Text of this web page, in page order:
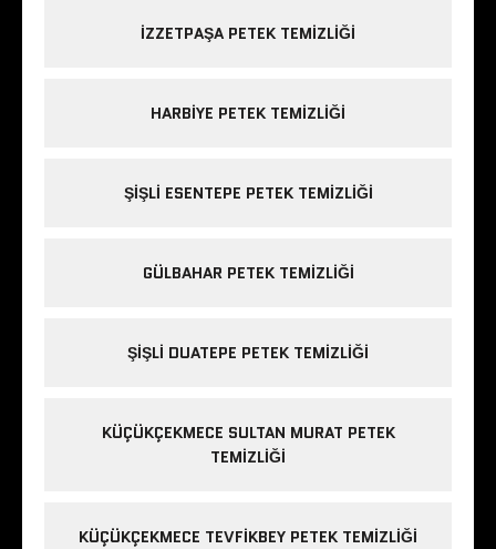
IZZETPAŞA PETEK TEMIZLIĞI
HARBIYE PETEK TEMIZLIĞI
ŞIŞLI ESENTEPE PETEK TEMIZLIĞI
GÜLBAHAR PETEK TEMIZLIĞI
ŞIŞLI DUATEPE PETEK TEMIZLIĞI
KÜÇÜKÇEKMECE SULTAN MURAT PETEK
TEMIZLIĞI
KÜÇÜKÇEKMECE TEVFIKBEY PETEK TEMIZLIĞI